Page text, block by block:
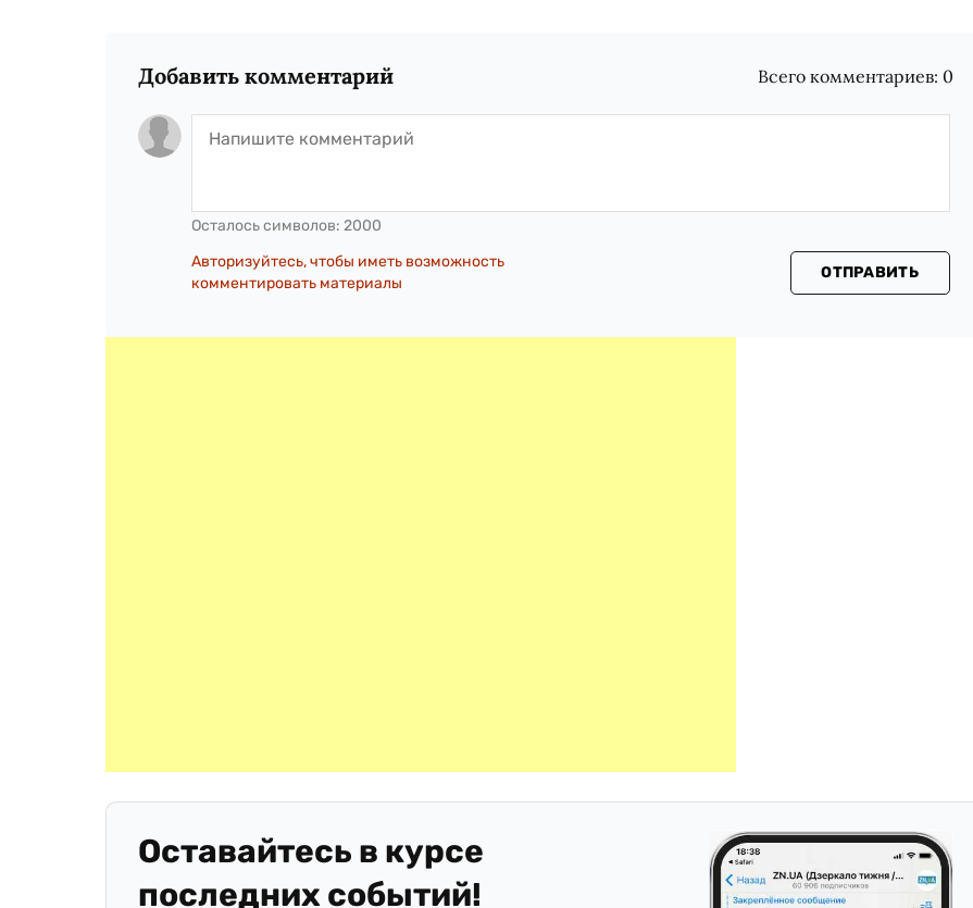
Добавить комментарий Всего комментариев: 0
Осталось символов: 2000
Авторизуйтесь, чтобы иметь возможность
комментировать материалы
ОТПРАВИТЬ
Оставайтесь в курсе
последних событий!